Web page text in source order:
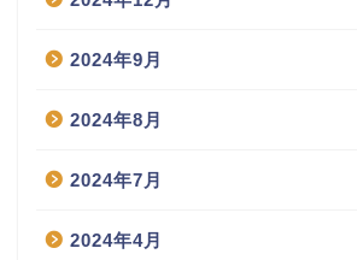
2024年9月
2024年8月
2024年7月
2024年4月